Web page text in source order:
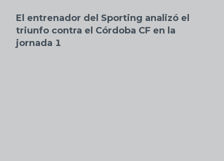
El entrenador del Sporting analizó el
triunfo contra el Córdoba CF en la
jornada 1